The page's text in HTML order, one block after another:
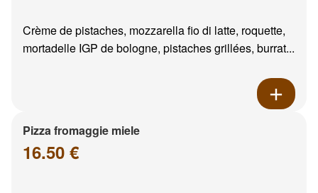
Crème de pistaches, mozzarella fio di latte, roquette,
mortadelle IGP de bologne, pistaches grillées, burrat...
Pizza fromaggie miele
16.50 €